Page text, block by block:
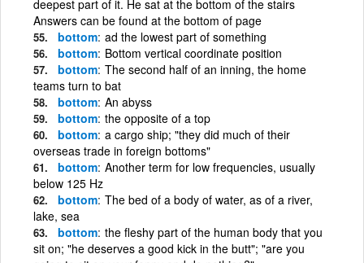
deepest part of it. He sat at the bottom of the stairs
Answers can be found at the bottom of page
bottom ad the lowest part of something
bottom Bottom vertical coordinate position
bottom The second half of an inning, the home
teams turn to bat
bottom An abyss
bottom the opposite of a top
bottom a cargo ship; "they did much of their
overseas trade in foreign bottoms"
bottom Another term for low frequencies, usually
below 125 Hz
bottom The bed of a body of water, as of a river,
lake, sea
bottom the fleshy part of the human body that you
sit on; "he deserves a good kick in the butt"; "are you